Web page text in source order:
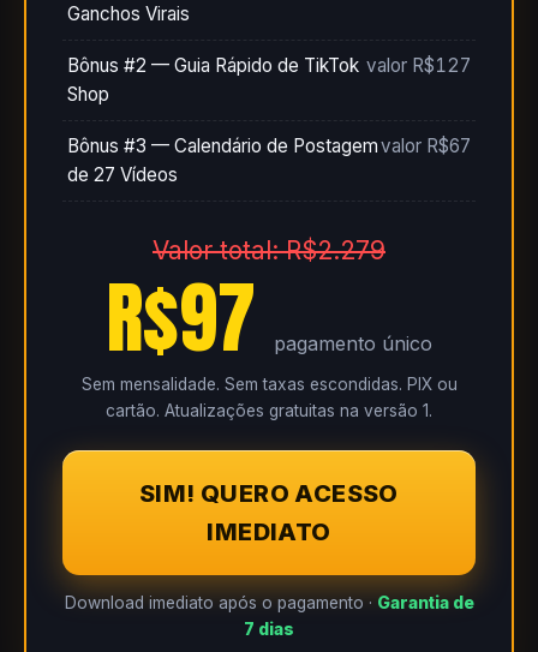
Ganchos Virais
Bônus #2 — Guia Rápido de TikTok
Shop
valor R$127
Bônus #3 — Calendário de Postagem
de 27 Vídeos
valor R$67
Valor total: R$2.279
R$97 pagamento único
Sem mensalidade. Sem taxas escondidas. PIX ou
cartão. Atualizações gratuitas na versão 1.
SIM! QUERO ACESSO
IMEDIATO
Download imediato após o pagamento · Garantia de
7 dias